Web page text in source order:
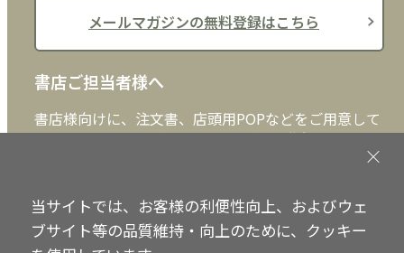
メールマガジンの無料登録はこちら
書店ご担当者様へ
書店様向けに、注文書、店頭用POPなどをご用意して
おります。ぜひ、ダウンロードの上、ご活用くださ
書店ご担当者様へ
当サイトでは、お客様の利便性向上、およびウェ
ブサイト等の品質維持・向上のために、クッキー